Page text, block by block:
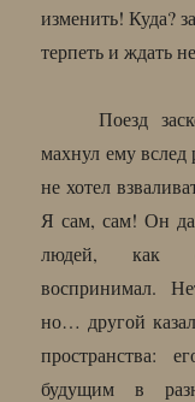
изменить! Куда?
терпеть и ждать
Поезд
махнул ему
не хотел
Я сам, сам! Он
людей, как
воспринимал.
но… другой
пространства:
будущим в